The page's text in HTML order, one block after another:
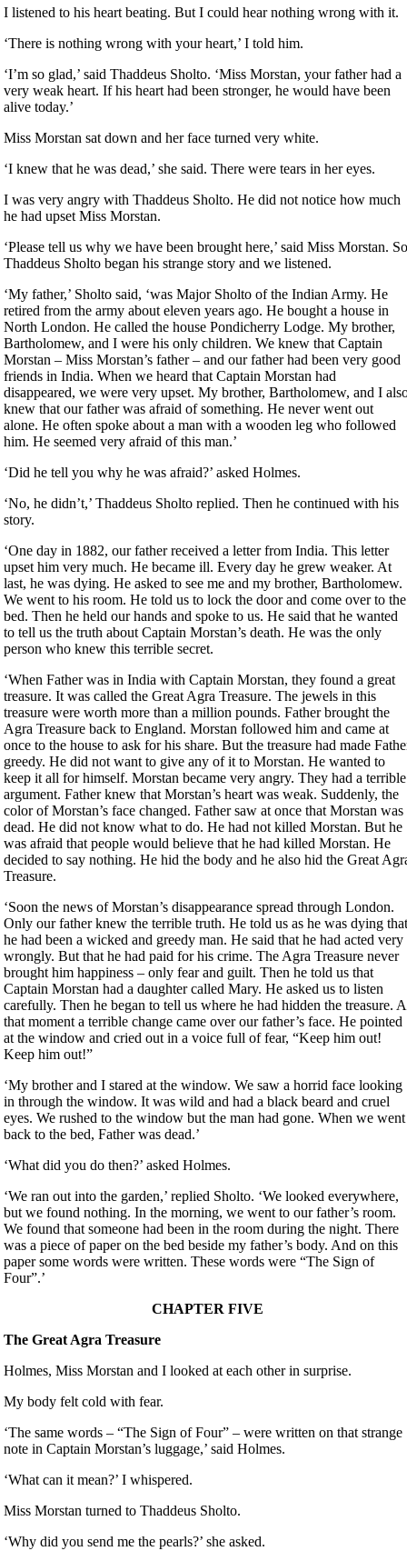
I listened to his heart beating. But I could hear nothing wrong with it.
‘There is nothing wrong with your heart,’ I told him.
‘I’m so glad,’ said Thaddeus Sholto. ‘Miss Morstan, your father had a
very weak heart. If his heart had been stronger, he would have been
alive today.’
Miss Morstan sat down and her face turned very white.
‘I knew that he was dead,’ she said. There were tears in her eyes.
I was very angry with Thaddeus Sholto. He did not notice how much
he had upset Miss Morstan.
‘Please tell us why we have been brought here,’ said Miss Morstan.
Thaddeus Sholto began his strange story and we listened.
‘My father,’ Sholto said, ‘was Major Sholto of the Indian Army. He
retired from the army about eleven years ago. He bought a house in
North London. He called the house Pondicherry Lodge. My brother,
Bartholomew, and I were his only children. We knew that Captain
Morstan – Miss Morstan’s father – and our father had been very good
friends in India. When we heard that Captain Morstan had
disappeared, we were very upset. My brother, Bartholomew, and I
knew that our father was afraid of something. He never went out
alone. He often spoke about a man with a wooden leg who followed
him. He seemed very afraid of this man.’
‘Did he tell you why he was afraid?’ asked Holmes.
‘No, he didn’t,’ Thaddeus Sholto replied. Then he continued with his
story.
‘One day in 1882, our father received a letter from India. This letter
upset him very much. He became ill. Every day he grew weaker. At
last, he was dying. He asked to see me and my brother, Bartholomew.
We went to his room. He told us to lock the door and come over to the
bed. Then he held our hands and spoke to us. He said that he wanted
to tell us the truth about Captain Morstan’s death. He was the only
person who knew this terrible secret.
‘When Father was in India with Captain Morstan, they found a great
treasure. It was called the Great Agra Treasure. The jewels in this
treasure were worth more than a million pounds. Father brought the
Agra Treasure back to England. Morstan followed him and came at
once to the house to ask for his share. But the treasure had made
greedy. He did not want to give any of it to Morstan. He wanted to
keep it all for himself. Morstan became very angry. They had a terrible
argument. Father knew that Morstan’s heart was weak. Suddenly, the
color of Morstan’s face changed. Father saw at once that Morstan was
dead. He did not know what to do. He had not killed Morstan. But he
was afraid that people would believe that he had killed Morstan. He
decided to say nothing. He hid the body and he also hid the Great
Treasure.
‘Soon the news of Morstan’s disappearance spread through London.
Only our father knew the terrible truth. He told us as he was dying
he had been a wicked and greedy man. He said that he had acted very
wrongly. But that he had paid for his crime. The Agra Treasure never
brought him happiness – only fear and guilt. Then he told us that
Captain Morstan had a daughter called Mary. He asked us to listen
carefully. Then he began to tell us where he had hidden the treasure.
that moment a terrible change came over our father’s face. He pointed
at the window and cried out in a voice full of fear, “Keep him out!
Keep him out!”
‘My brother and I stared at the window. We saw a horrid face looking
in through the window. It was wild and had a black beard and cruel
eyes. We rushed to the window but the man had gone. When we went
back to the bed, Father was dead.’
‘What did you do then?’ asked Holmes.
‘We ran out into the garden,’ replied Sholto. ‘We looked everywhere,
but we found nothing. In the morning, we went to our father’s room.
We found that someone had been in the room during the night. There
was a piece of paper on the bed beside my father’s body. And on this
paper some words were written. These words were “The Sign of
Four”.’
CHAPTER FIVE
The Great Agra Treasure
Holmes, Miss Morstan and I looked at each other in surprise.
My body felt cold with fear.
‘The same words – “The Sign of Four” – were written on that strange
note in Captain Morstan’s luggage,’ said Holmes.
‘What can it mean?’ I whispered.
Miss Morstan turned to Thaddeus Sholto.
‘Why did you send me the pearls?’ she asked.